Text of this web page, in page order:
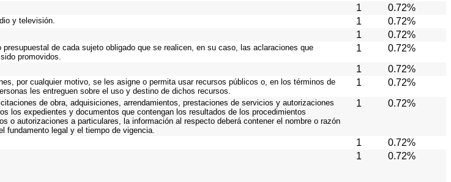
1 0.72%
y televisión. 1 0.72%
1 0.72%
de cada sujeto obligado que se realicen, en su caso, las aclaraciones que
promovidos.
1 0.72%
1 0.72%
por cualquier motivo, se les asigne o permita usar recursos públicos o, en los términos de
les entreguen sobre el uso y destino de dichos recursos.
1 0.72%
de obra, adquisiciones, arrendamientos, prestaciones de servicios y autorizaciones
los expedientes y documentos que contengan los resultados de los procedimientos
autorizaciones a particulares, la información al respecto deberá contener el nombre o razón
fundamento legal y el tiempo de vigencia.
1 0.72%
1 0.72%
1 0.72%